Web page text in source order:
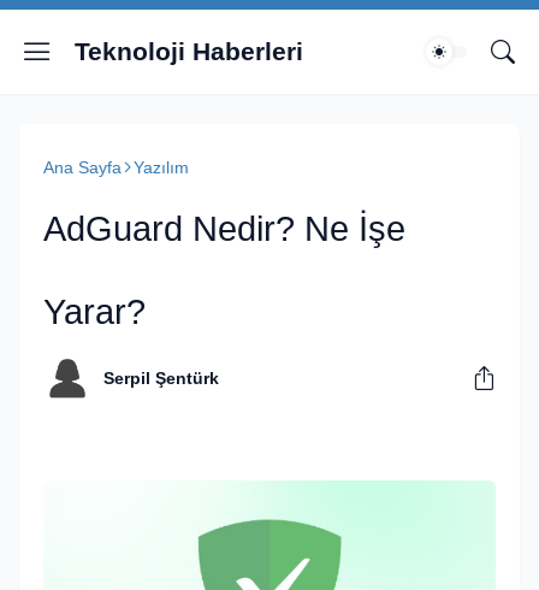
Teknoloji Haberleri
Ana Sayfa Yazılım
AdGuard Nedir? Ne İşe
Yarar?
Serpil Şentürk